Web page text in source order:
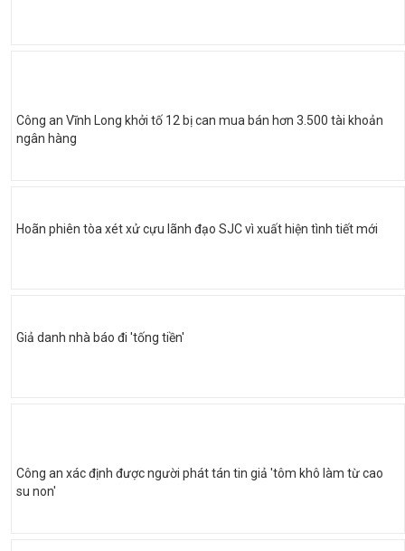
Công an Vĩnh Long khởi tố 12 bị can mua bán hơn 3.500 tài khoản
ngân hàng
Hoãn phiên tòa xét xử cựu lãnh đạo SJC vì xuất hiện tình tiết mới
Giả danh nhà báo đi 'tống tiền'
Công an xác định được người phát tán tin giả 'tôm khô làm từ cao
su non'